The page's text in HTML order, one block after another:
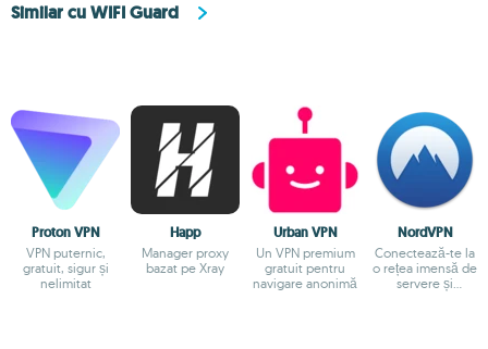
Similar cu WIFI Guard
Proton VPN
VPN puternic,
gratuit, sigur și
nelimitat
Happ
Manager proxy
bazat pe Xray
Urban VPN
Un VPN premium
gratuit pentru
navigare anonimă
NordVPN
Conectează-te la
o rețea imensă de
servere și